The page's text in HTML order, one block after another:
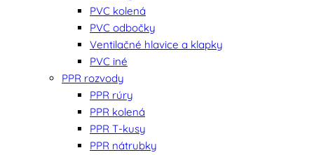
PVC kolená
PVC odbočky
Ventilačné hlavice a klapky
PVC iné
PPR rozvody
PPR rúry
PPR kolená
PPR T-kusy
PPR nátrubky